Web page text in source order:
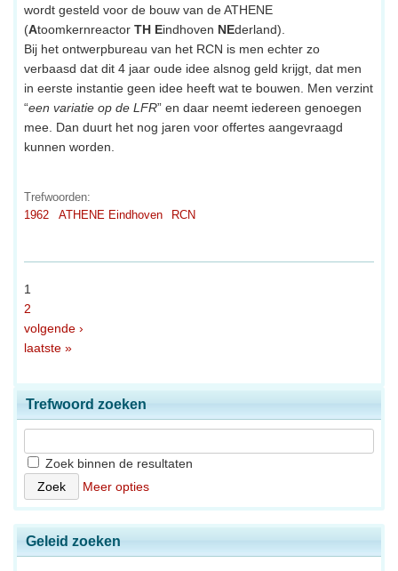
wordt gesteld voor de bouw van de ATHENE
(Atoomkernreactor TH Eindhoven NEderland).
Bij het ontwerpbureau van het RCN is men echter zo
verbaasd dat dit 4 jaar oude idee alsnog geld krijgt, dat men
in eerste instantie geen idee heeft wat te bouwen. Men verzint
“een variatie op de LFR” en daar neemt iedereen genoegen
mee. Dan duurt het nog jaren voor offertes aangevraagd
kunnen worden.
Trefwoorden:
1962
ATHENE Eindhoven RCN
1
2
volgende ›
laatste »
Trefwoord zoeken
Zoek binnen de resultaten
Meer opties
Geleid zoeken